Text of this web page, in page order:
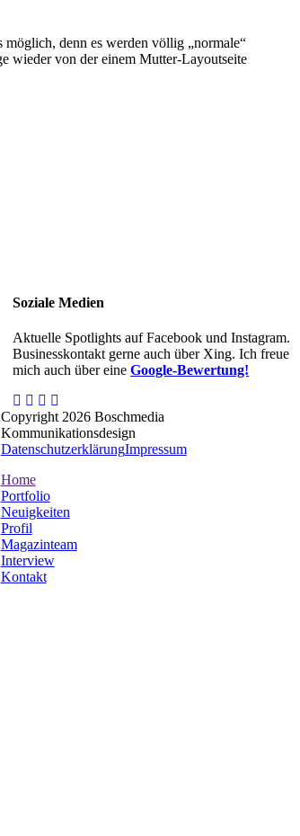
denn es werden völlig „normale“
wieder von der einem Mutter-Layoutseite
Soziale Medien
Aktuelle Spotlights auf Facebook und Instagram.
Businesskontakt gerne auch über Xing. Ich freue
mich auch über eineGoogle-Bewertung!
Copyright 2026 Boschmedia
Kommunikationsdesign
DatenschutzerklärungImpressum
Home
Portfolio
Neuigkeiten
Profil
Magazinteam
Interview
Kontakt